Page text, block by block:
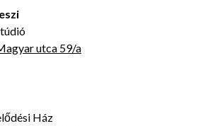
utca 59/a
Ház